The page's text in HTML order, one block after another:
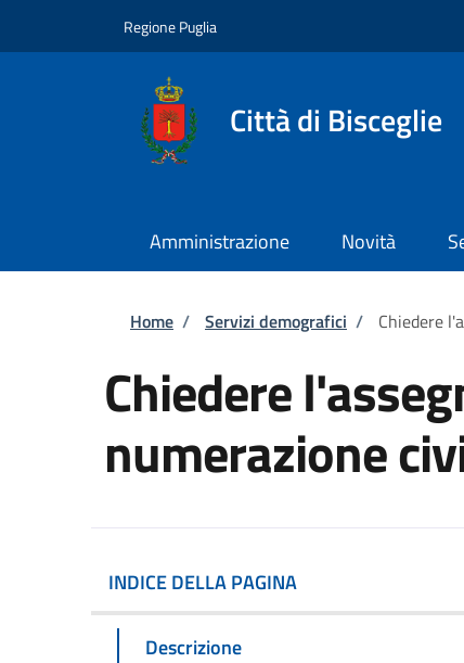
Regione Puglia
Città di Bisceglie
Amministrazione Novità
Briciole di pane
Home / Servizi demografici / Chiedere
Chiedere
numerazione
INDICE DELLA PAGINA
Descrizione